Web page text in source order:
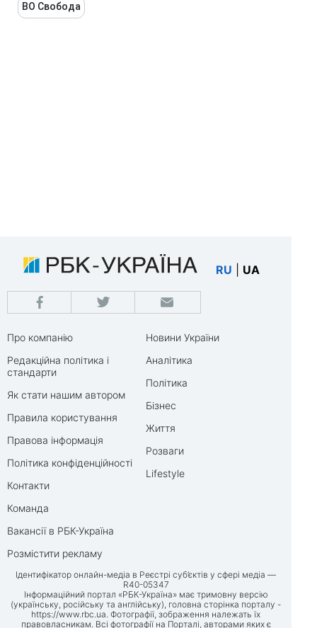
ВО Свобода
RU UA
Про компанію
Редакційна політика і
стандарти
Як стати нашим автором
Правила користування
Правова інформація
Політика конфіденційності
Контакти
Команда
Вакансії в РБК-Україна
Розмістити рекламу
Новини України
Аналітика
Політика
Бізнес
Життя
Розваги
Lifestyle
Ідентифікатор онлайн-медіа в Реєстрі суб’єктів у сфері медіа —
R40-05347
Інформаційний портал «РБК-Україна» має тримовну версію
(українську, російську та англійську), головна сторінка порталу -
https://www.rbc.ua. Фотографії, зображення належать їх
правовласникам. Всі фотографії на Порталі, авторами яких є